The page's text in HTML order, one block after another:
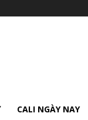
CALI NGÀY NAY